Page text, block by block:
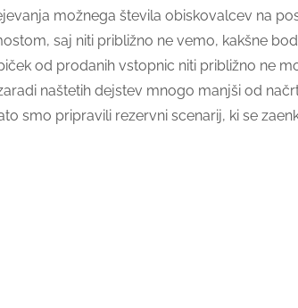
možnega števila obiskovalcev na
saj niti približno ne vemo, kakšne
od prodanih vstopnic niti približno ne
naštetih dejstev mnogo manjši od
smo pripravili rezervni scenarij, ki se